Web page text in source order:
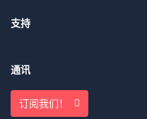
支持
通讯
订阅我们！